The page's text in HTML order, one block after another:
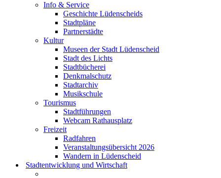
Info & Service
Geschichte Lüdenscheids
Stadtpläne
Partnerstädte
Kultur
Museen der Stadt Lüdenscheid
Stadt des Lichts
Stadtbücherei
Denkmalschutz
Stadtarchiv
Musikschule
Tourismus
Stadtführungen
Webcam Rathausplatz
Freizeit
Radfahren
Veranstaltungsübersicht 2026
Wandern in Lüdenscheid
Stadtentwicklung und Wirtschaft